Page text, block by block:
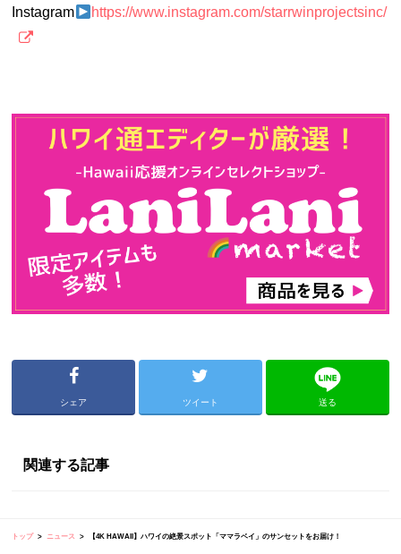
Instagram
https://www.instagram.com/starrwinprojectsinc/
シェア ツイート 送る
関連する記事
トップ ニュース 【4K HAWAII】ハワイの絶景スポット「ママラベイ」のサンセットをお届け！